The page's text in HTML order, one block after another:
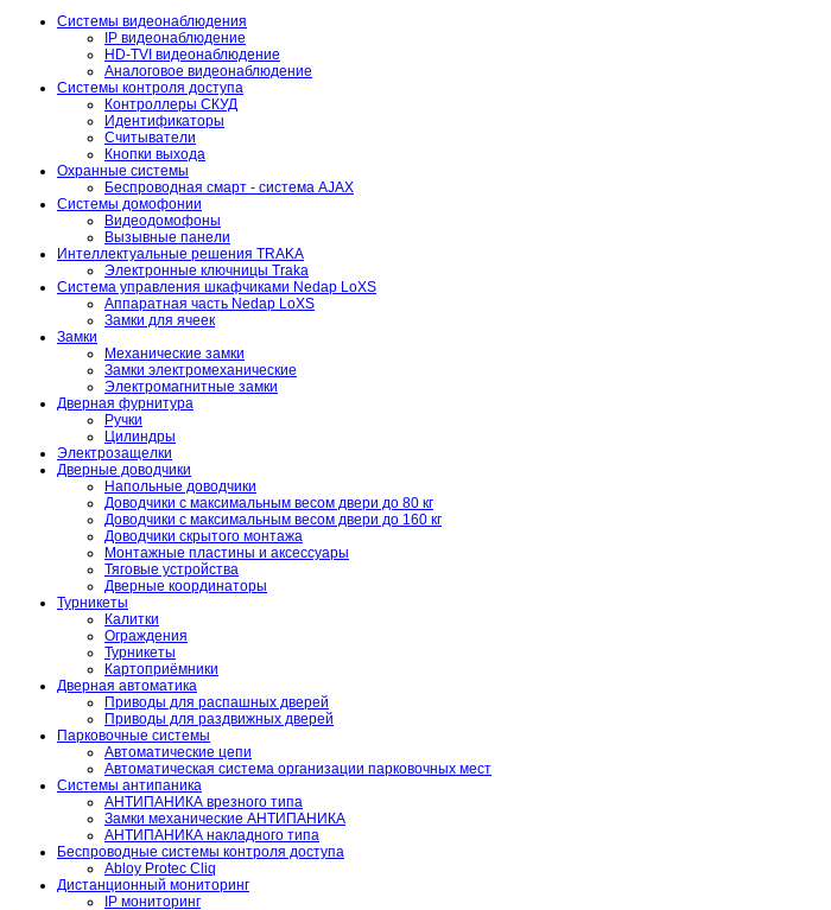
Системы видеонаблюдения
IP видеонаблюдение
HD-TVI видеонаблюдение
Аналоговое видеонаблюдение
Системы контроля доступа
Контроллеры СКУД
Идентификаторы
Считыватели
Кнопки выхода
Охранные системы
Беспроводная смарт - система AJAX
Системы домофонии
Видеодомофоны
Вызывные панели
Интеллектуальные решения TRAKA
Электронные ключницы Traka
Система управления шкафчиками Nedap LoXS
Аппаратная часть Nedap LoXS
Замки для ячеек
Замки
Механические замки
Замки электромеханические
Электромагнитные замки
Дверная фурнитура
Ручки
Цилиндры
Электрозащелки
Дверные доводчики
Напольные доводчики
Доводчики с максимальным весом двери до 80 кг
Доводчики с максимальным весом двери до 160 кг
Доводчики скрытого монтажа
Монтажные пластины и аксессуары
Тяговые устройства
Дверные координаторы
Турникеты
Калитки
Ограждения
Турникеты
Картоприёмники
Дверная автоматика
Приводы для распашных дверей
Приводы для раздвижных дверей
Парковочные системы
Автоматические цепи
Автоматическая система организации парковочных мест
Системы антипаника
АНТИПАНИКА врезного типа
Замки механические АНТИПАНИКА
АНТИПАНИКА накладного типа
Беспроводные системы контроля доступа
Abloy Protec Cliq
Дистанционный мониторинг
IP мониторинг